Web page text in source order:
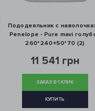
Пододеяльник с
Penelope - Pure mavi
260*240+50*70 (2)
11 541 грн
ЗАКАЗ В 1 КЛИК
КУПИТЬ